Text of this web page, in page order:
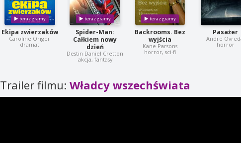
Ekipa zwierzaków
Caroline Origer
dramat
Spider-Man:
Całkiem nowy
dzień
Destin Daniel Cretton
akcja, fantasy
Backrooms. Bez
wyjścia
Kane Parsons
horror, sci-fi
Pasażer
Andre
horror
Trailer filmu:Władcy wszechświata